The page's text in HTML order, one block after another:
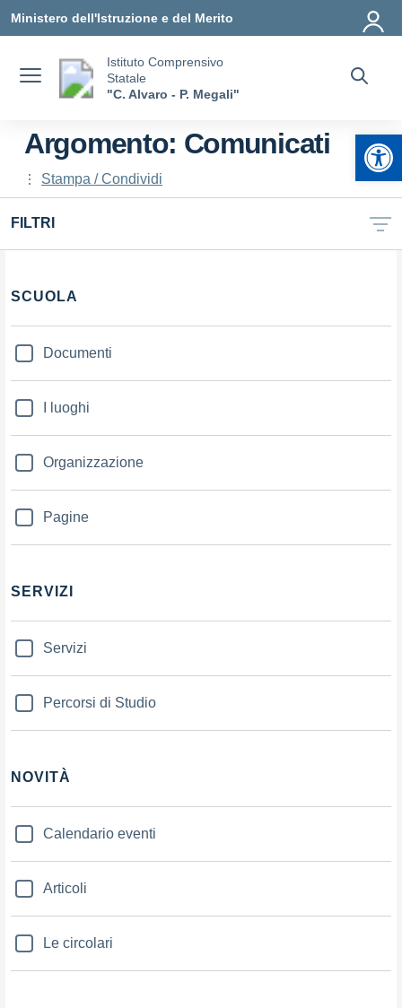
Ministero dell'Istruzione e del Merito
Istituto Comprensivo
Statale
"C. Alvaro - P. Megali"
Argomento: Comunicati
Stampa / Condividi
FILTRI
Filtri
SCUOLA
Documenti
I luoghi
Organizzazione
Pagine
SERVIZI
Servizi
Percorsi di Studio
NOVITÀ
Calendario eventi
Articoli
Le circolari